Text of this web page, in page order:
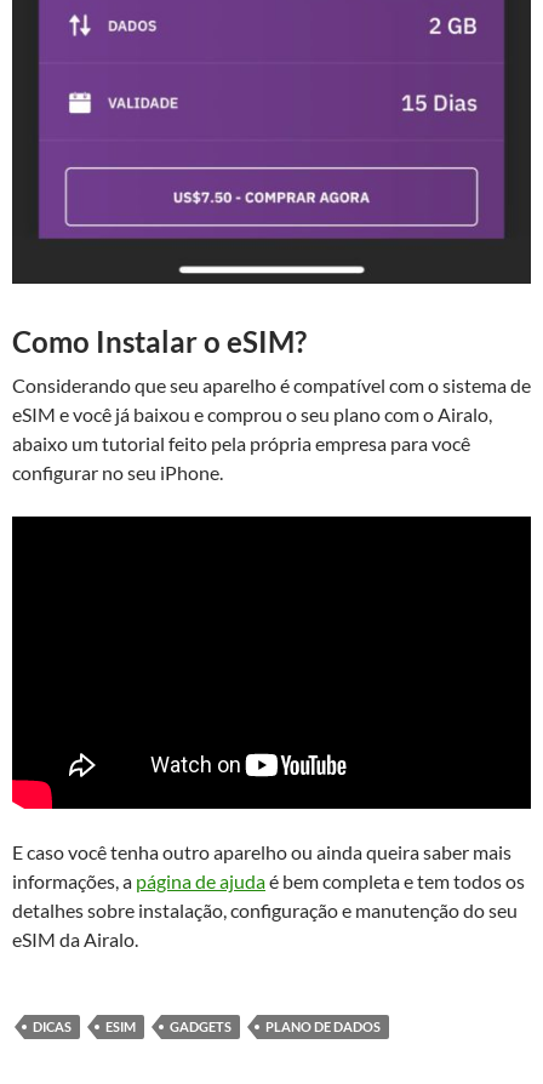
Como Instalar o eSIM?
Considerando que seu aparelho é compatível com o sistema de
eSIM e você já baixou e comprou o seu plano com o Airalo,
abaixo um tutorial feito pela própria empresa para você
configurar no seu iPhone.
E caso você tenha outro aparelho ou ainda queira saber mais
informações, a página de ajudaé bem completa e tem todos os
detalhes sobre instalação, configuração e manutenção do seu
eSIM da Airalo.
DICAS ESIM GADGETS PLANO DE DADOS